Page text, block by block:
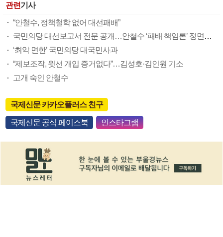
관련기사
“안철수, 정책철학 없어 대선패배”
국민의당 대선보고서 전문 공개…안철수 ‘패배 책임론’ 정면돌파
‘최악 면한’ 국민의당 대국민사과
“제보조작, 윗선 개입 증거없다”…김성호·김인원 기소
고개 숙인 안철수
국제신문 카카오플러스 친구
국제신문 공식 페이스북 인스타그램